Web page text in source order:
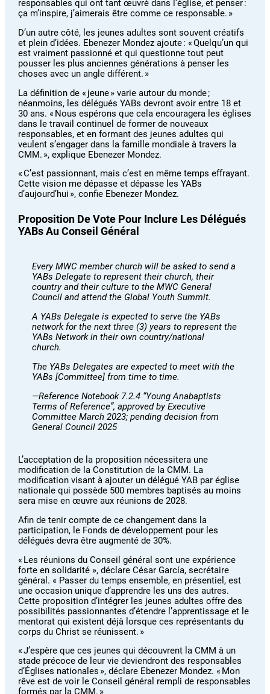
responsables qui ont tant œuvré dans l’église, et penser :
ça m’inspire, j’aimerais être comme ce responsable. »
D’un autre côté, les jeunes adultes sont souvent créatifs
et plein d’idées. Ebenezer Mondez ajoute : « Quelqu’un qui
est vraiment passionné et qui questionne tout peut
pousser les plus anciennes générations à penser les
choses avec un angle différent. »
La définition de « jeune » varie autour du monde ;
néanmoins, les délégués YABs devront avoir entre 18 et
30 ans. « Nous espérons que cela encouragera les églises
dans le travail continuel de former de nouveaux
responsables, et en formant des jeunes adultes qui
veulent s’engager dans la famille mondiale à travers la
CMM. », explique Ebenezer Mondez.
« C’est passionnant, mais c’est en même temps effrayant.
Cette vision me dépasse et dépasse les YABs
d’aujourd’hui », confie Ebenezer Mondez.
Proposition De Vote Pour Inclure Les Délégués
YABs Au Conseil Général
Every MWC member church will be asked to send a
YABs Delegate to represent their church, their
country and their culture to the MWC General
Council and attend the Global Youth Summit.
A YABs Delegate is expected to serve the YABs
network for the next three (3) years to represent the
YABs Network in their own country/national
church.
The YABs Delegates are expected to meet with the
YABs [Committee] from time to time.
—Reference Notebook 7.2.4 “Young Anabaptists
Terms of Reference”, approved by Executive
Committee March 2023; pending decision from
General Council 2025
L’acceptation de la proposition nécessitera une
modification de la Constitution de la CMM. La
modification visant à ajouter un délégué YAB par église
nationale qui possède 500 membres baptisés au moins
sera mise en œuvre aux réunions de 2028.
Afin de tenir compte de ce changement dans la
participation, le Fonds de développement pour les
délégués devra être augmenté de 30%.
« Les réunions du Conseil général sont une expérience
forte en solidarité », déclare César García, secrétaire
général. « Passer du temps ensemble, en présentiel, est
une occasion unique d’apprendre les uns des autres.
Cette proposition d’intégrer les jeunes adultes offre des
possibilités passionnantes d’étendre l’apprentissage et le
mentorat qui existent déjà lorsque ces représentants du
corps du Christ se réunissent. »
« J’espère que ces jeunes qui découvrent la CMM à un
stade précoce de leur vie deviendront des responsables
d’Églises nationales », déclare Ebenezer Mondez. « Mon
rêve est de voir le Conseil général rempli de responsables